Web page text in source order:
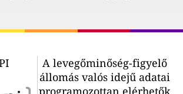
A levegőminőség-figyelő
állomás valós idejű adatai
programozottan elérhetők